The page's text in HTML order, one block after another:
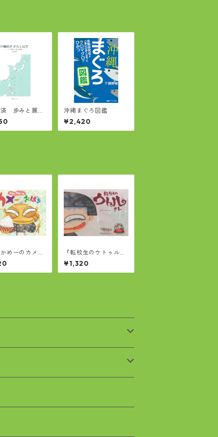
済 歩みと展
タ分析から
像
沖縄まぐろ図鑑
¥2,420
めーのカメー
『転校生のウトゥルさ
ん』
¥1,320